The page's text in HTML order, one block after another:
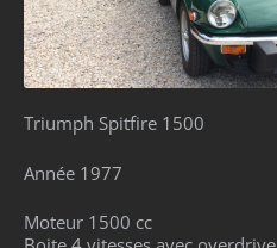
Triumph Spitfire 1500
Année 1977
Moteur 1500 cc